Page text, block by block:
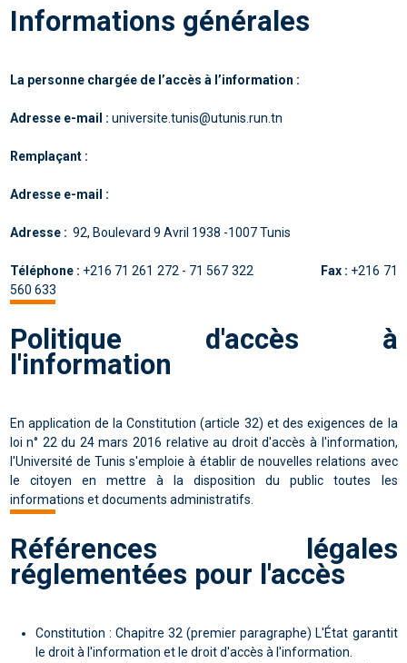
Informations générales
La personne chargée de l’accès à l’information :
Adresse e-mail : universite.tunis@utunis.run.tn
Remplaçant :
Adresse e-mail :
Adresse : 92, Boulevard 9 Avril 1938 -1007 Tunis
Téléphone : +216 71 261 272 - 71 567 322 Fax : +216 71
560 633
Politique d'accès à
l'information
En application de la Constitution (article 32) et des exigences de la
loi n° 22 du 24 mars 2016 relative au droit d'accès à l'information,
l'Université de Tunis s'emploie à établir de nouvelles relations avec
le citoyen en mettre à la disposition du public toutes les
informations et documents administratifs.
Références légales
réglementées pour l'accès
Constitution : Chapitre 32 (premier paragraphe) L'État garantit
le droit à l'information et le droit d'accès à l'information.